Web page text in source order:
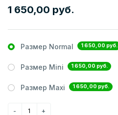
1 650,00 руб.
Размер Normal 1 650,00 руб.
Размер Mini 1 650,00 руб.
Размер Maxi 1 650,00 руб.